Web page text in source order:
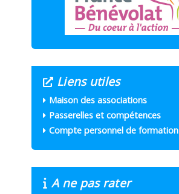
Liens utiles
Maison des associations
Passerelles et compétences
Compte personnel de formation
A ne pas rater